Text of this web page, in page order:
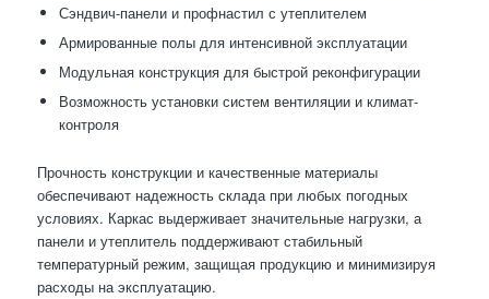
Сэндвич-панели и профнастил с утеплителем
Армированные полы для интенсивной эксплуатации
Модульная конструкция для быстрой реконфигурации
Возможность установки систем вентиляции и климат-
контроля
Прочность конструкции и качественные материалы
обеспечивают надежность склада при любых погодных
условиях. Каркас выдерживает значительные нагрузки, а
панели и утеплитель поддерживают стабильный
температурный режим, защищая продукцию и минимизируя
расходы на эксплуатацию.